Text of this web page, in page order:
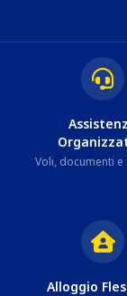
Voli, documenti
Alloggio